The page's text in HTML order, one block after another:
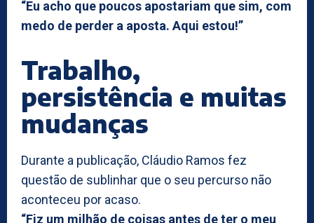
“Eu acho que poucos apostariam que sim, com
medo de perder a aposta. Aqui estou!”
Trabalho,
persistência e muitas
mudanças
Durante a publicação, Cláudio Ramos fez
questão de sublinhar que o seu percurso não
aconteceu por acaso.
“Fiz um milhão de coisas antes de ter o meu